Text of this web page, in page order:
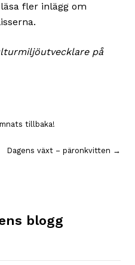
fler inlägg om
på
tillbaka!
Dagens växt – päronkvitten →
blogg